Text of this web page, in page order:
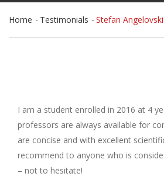
Home Testimonials Stefan Angelovski
I am a student enrolled in 2016 at 4
professors are always available for
are concise and with excellent
recommend to anyone who is
– not to hesitate!